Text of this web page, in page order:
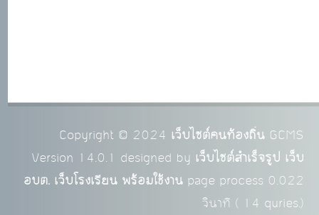
Copyright © 2024 เว็บไซต์คนท้องถิ่นGCMS
Version 14.0.1 designed by เว็บไซต์สำเร็จรูป เว็บ
อบต. เว็บโรงเรียน พร้อมใช้งานpage process 0.022
วินาที ( 14 quries.)